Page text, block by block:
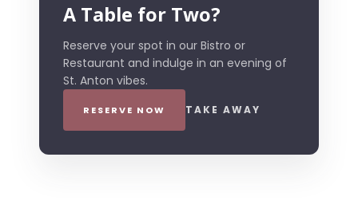
A Table for Two?
Reserve your spot in our Bistro or
Restaurant and indulge in an evening of
St. Anton vibes.
RESERVE NOW TAKE AWAY